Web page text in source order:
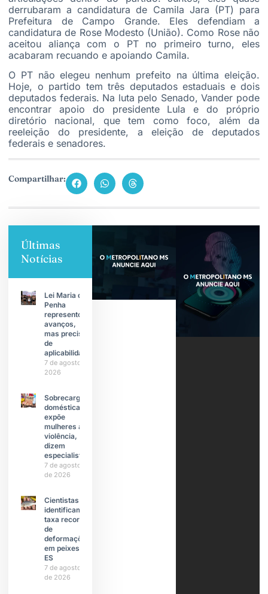
derrubaram a candidatura de Camila Jara (PT) para
Prefeitura de Campo Grande. Eles defendiam a
candidatura de Rose Modesto (União). Como Rose não
aceitou aliança com o PT no primeiro turno, eles
acabaram recuando e apoiando Camila.
O PT não elegeu nenhum prefeito na última eleição.
Hoje, o partido tem três deputados estaduais e dois
deputados federais. Na luta pelo Senado, Vander pode
encontrar apoio do presidente Lula e do próprio
diretório nacional, que tem como foco, além da
reeleição do presidente, a eleição de deputados
federais e senadores.
Compartilhar:
Últimas
Notícias
Lei Maria da
Penha
representou
avanços,
mas precisa
de
aplicabilidade
7 de agosto de
2026
Sobrecarga
doméstica
expõe
mulheres à
violência,
dizem
especialistas
7 de agosto
de 2026
Cientistas
identificam
taxa recorde
de
deformações
em peixes do
ES
7 de agosto
de 2026